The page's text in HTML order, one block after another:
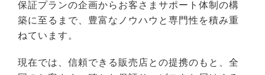
保証プランの企画からお客さまサポート体制の構
築に至るまで、豊富なノウハウと専門性を積み重
ねています。
現在では、信頼できる販売店との提携のもと、全